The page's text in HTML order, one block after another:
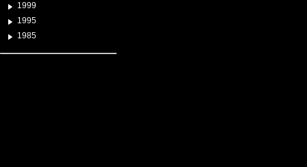
1999
1995
1985